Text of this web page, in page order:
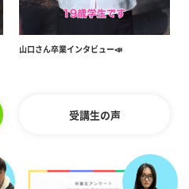
山口さん卒業インタビュー📣
受講生の声